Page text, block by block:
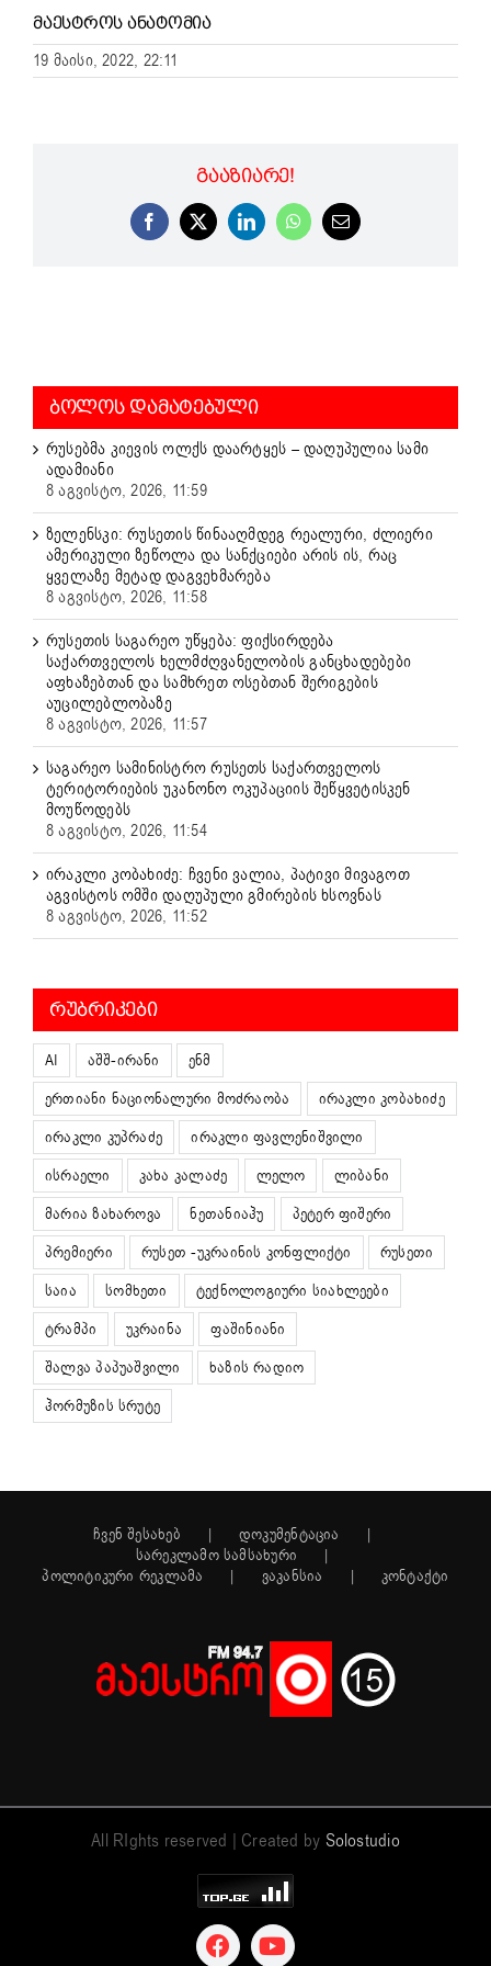
ᲛᲐᲔᲡᲢᲠᲝᲡ ᲐᲜᲐᲢᲝᲛᲘᲐ
19 მაისი, 2022, 22:11
ᲒᲐᲐᲖᲘᲐᲠᲔ!
Facebook
X LinkedInWhatsApp
Email
ᲑᲝᲚᲝᲡ ᲓᲐᲛᲐᲢᲔᲑᲣᲚᲘ
რუსებმა კიევის ოლქს დაარტყეს – დაღუპულია სამი
ადამიანი
8 აგვისტო, 2026, 11:59
ზელენსკი: რუსეთის წინააღმდეგ რეალური, ძლიერი
ამერიკული ზეწოლა და სანქციები არის ის, რაც
ყველაზე მეტად დაგვეხმარება
8 აგვისტო, 2026, 11:58
რუსეთის საგარეო უწყება: ფიქსირდება
საქართველოს ხელმძღვანელობის განცხადებები
აფხაზებთან და სამხრეთ ოსებთან შერიგების
აუცილებლობაზე
8 აგვისტო, 2026, 11:57
საგარეო სამინისტრო რუსეთს საქართველოს
ტერიტორიების უკანონო ოკუპაციის შეწყვეტისკენ
მოუწოდებს
8 აგვისტო, 2026, 11:54
ირაკლი კობახიძე: ჩვენი ვალია, პატივი მივაგოთ
აგვისტოს ომში დაღუპული გმირების ხსოვნას
8 აგვისტო, 2026, 11:52
ᲠᲣᲑᲠᲘᲙᲔᲑᲘ
AI აშშ-ირანი
ენმ
ერთიანი ნაციონალური მოძრაობა
ირაკლი კობახიძე
ირაკლი კუპრაძე
ირაკლი ფავლენიშვილი
ისრაელი
კახა კალაძე ლელო
ლიბანი
მარია ზახაროვა
ნეთანიაჰუ
პეტერ ფიშერი
პრემიერი
რუსეთ -უკრაინის კონფლიქტი
რუსეთი
საია
სომხეთი
ტექნოლოგიური სიახლეები
ტრამპი
უკრაინა
ფაშინიანი
შალვა პაპუაშვილი
ხაზის რადიო
ჰორმუზის სრუტე
ჩვენ შესახებ
დოკუმენტაცია
სარეკლამო სამსახური
პოლიტიკური რეკლამა
ვაკანსია კონტაქტი
All RIghts reserved | Created by Solostudio
FacebookYouTube